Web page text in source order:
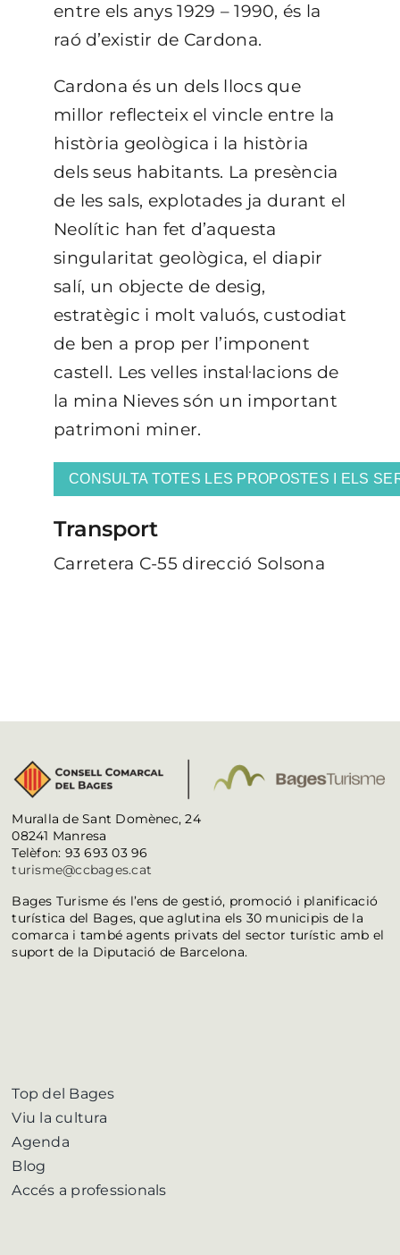
entre els anys 1929 – ­1990, és la
raó d’existir de Cardona.
Cardona és un dels llocs que
millor reflecteix el vincle entre la
història geològica i la història
dels seus habitants. La presència
de les sals, explotades ja durant el
Neolític han fet d’aquesta
singularitat geològica, el diapir
salí, un objecte de desig,
estratègic i molt valuós, custodiat
de ben a prop per l’imponent
castell. Les velles instal·lacions de
la mina Nieves són un important
patrimoni miner.
CONSULTA TOTES LES PROPOSTES I ELS
Transport
Carretera C­-55 direcció Solsona
Muralla de Sant Domènec, 24
08241 Manresa
Telèfon: 93 693 03 96
turisme@ccbages.cat
Bages Turisme és l’ens de gestió, promoció i planificació
turística del Bages, que aglutina els 30 municipis de la
comarca i també agents privats del sector turístic amb el
suport de la Diputació de Barcelona.
Top del Bages
Viu la cultura
Agenda
Blog
Accés a professionals